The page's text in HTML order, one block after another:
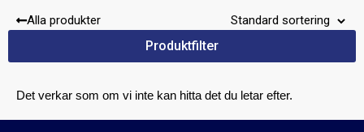
för hantering av kryogen förvaring.
Behöver du mer hjälp?Kontakta oss
hitta rätt Horisontella lådfrysställ A 136 mm bred.
Behöver du hjälp med att hitta rätt bland A (bredd 136
Alla produkter
Produktfilter
Det verkar som om vi inte kan hitta det du letar efter.